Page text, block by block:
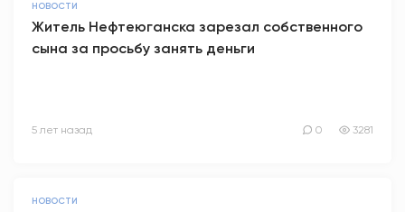
НОВОСТИ
Житель Нефтеюганска зарезал собственного
сына за просьбу занять деньги
5 лет назад 0 3281
НОВОСТИ